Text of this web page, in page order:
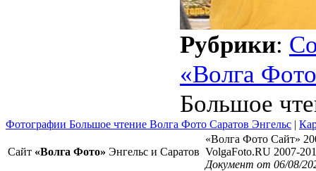
Рубрики:
«Волга
Большое
Фотографии Большое чтение Волга Фото Саратов Энгельс |
Сайт «Волга Фото» Энгельс и Саратов
«Волга Фото Сайт»
VolgaFoto.RU 2007-
Документ от 06/08/